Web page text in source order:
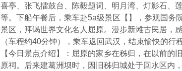
喜亭、张飞擂鼓台、陈毅题词、明月湾、灯影石、
等。下船午餐后，乘车赴5a级景区【】，参观国务
景区，拜谒世界文化名人屈原。漫步新滩古民居，
（车程约40分钟），乘车返回武汉，结束愉快的行
【今日景点介绍】：屈原的家乡在秭归，在以前的
原祠。后来建葛洲坝时，因旧秭归城处于回水区内